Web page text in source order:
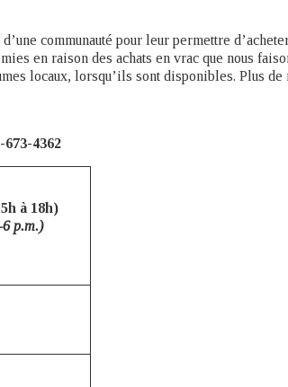
communauté pour leur permettre
en raison des achats en vrac que nous
locaux, lorsqu’ils sont disponibles. Plus de
673-4362
à 18h)
p.m.)